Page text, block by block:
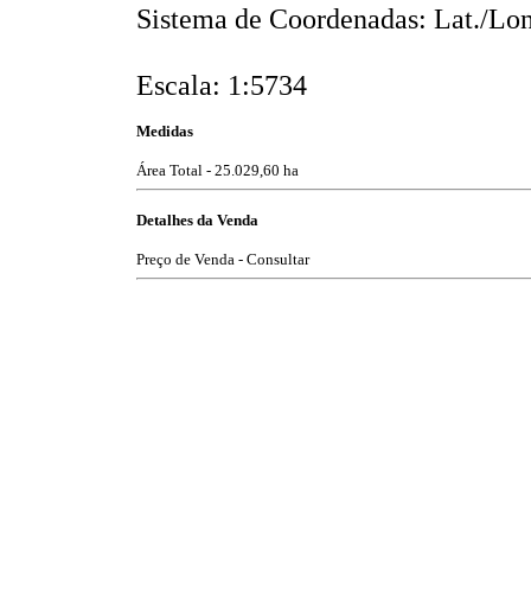
Sistema de Coordenadas: Lat./
Escala: 1:5734
Medidas
Área Total - 25.029,60 ha
Detalhes da Venda
Preço de Venda - Consultar